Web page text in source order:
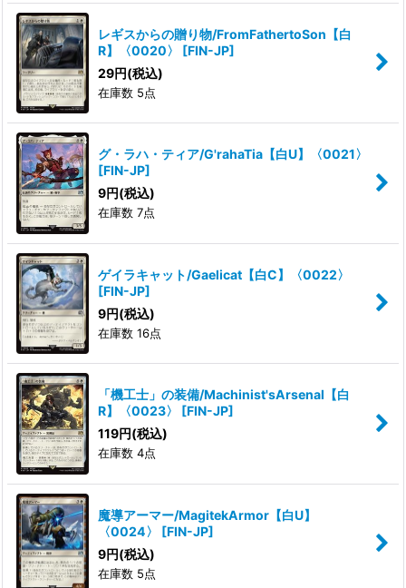
レギスからの贈り物/FromFathertoSon【白
R】〈0020〉
[FIN-JP]
29円(税込)
在庫数 5点
グ・ラハ・ティア/G'rahaTia【白U】〈0021〉
[FIN-JP]
9円(税込)
在庫数 7点
ゲイラキャット/Gaelicat【白C】〈0022〉
[FIN-JP]
9円(税込)
在庫数 16点
「機工士」の装備/Machinist'sArsenal【白
R】〈0023〉
[FIN-JP]
119円(税込)
在庫数 4点
魔導アーマー/MagitekArmor【白U】
〈0024〉
[FIN-JP]
9円(税込)
在庫数 5点